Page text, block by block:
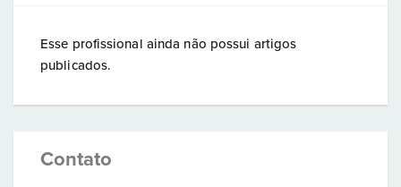
Esse profissional ainda não possui artigos
publicados.
Contato